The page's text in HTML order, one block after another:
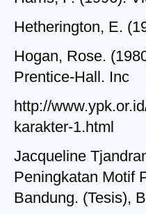
Hetherington, E.
Hogan, Rose.
Prentice-Hall. Inc
http://
karakter-1.html
Jacqueline
Peningkatan Motif
Bandung. (Tesis),